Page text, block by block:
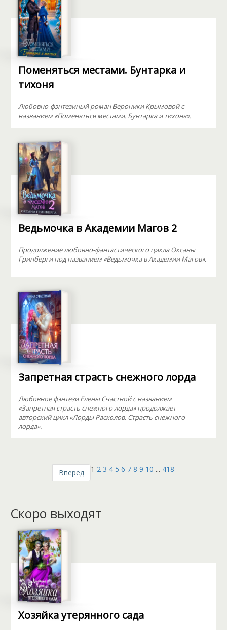
Поменяться местами. Бунтарка и
тихоня
Любовно-фэнтезиный роман Вероники Крымовой с
названием «Поменяться местами. Бунтарка и тихоня».
Ведьмочка в Академии Магов 2
Продолжение любовно-фантастического цикла Оксаны
Гринберги под названием «Ведьмочка в Академии Магов».
Запретная страсть снежного лорда
Любовное фэнтези Елены Счастной с названием
«Запретная страсть снежного лорда» продолжает
авторский цикл «Лорды Расколов. Страсть снежного
лорда».
1 2 3 4 5 6 7 8 9 10 ... 418
Вперед
Скоро выходят
Хозяйка утерянного сада